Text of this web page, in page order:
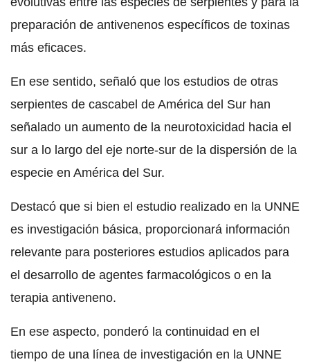
preparación de antivenenos específicos de toxinas
más eficaces.
En ese sentido, señaló que los estudios de otras
serpientes de cascabel de América del Sur han
señalado un aumento de la neurotoxicidad hacia el
sur a lo largo del eje norte-sur de la dispersión de la
especie en América del Sur.
Destacó que si bien el estudio realizado en la UNNE
es investigación básica, proporcionará información
relevante para posteriores estudios aplicados para
el desarrollo de agentes farmacológicos o en la
terapia antiveneno.
En ese aspecto, ponderó la continuidad en el
tiempo de una línea de investigación en la UNNE